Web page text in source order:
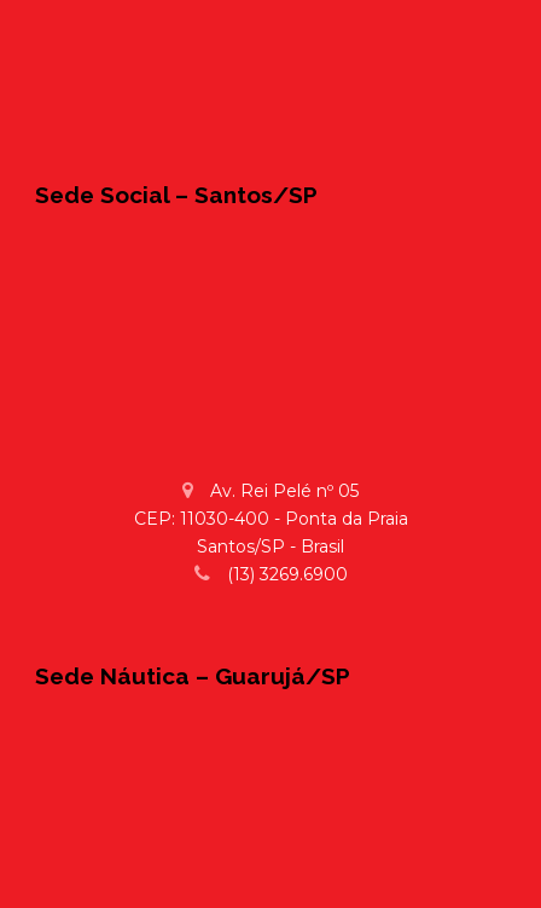
Sede Social – Santos/SP
Av. Rei Pelé nº 05
CEP: 11030-400 - Ponta da Praia
Santos/SP - Brasil
(13) 3269.6900
Sede Náutica – Guarujá/SP